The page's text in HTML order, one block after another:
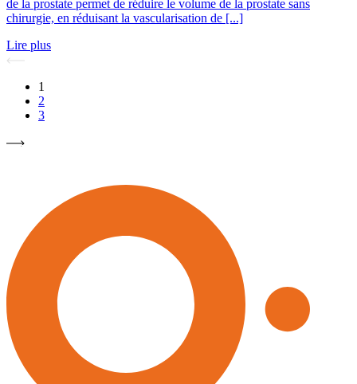
de la prostate permet de réduire le volume de la prostate sans
chirurgie, en réduisant la vascularisation de [...]
Lire plus
1
2
3